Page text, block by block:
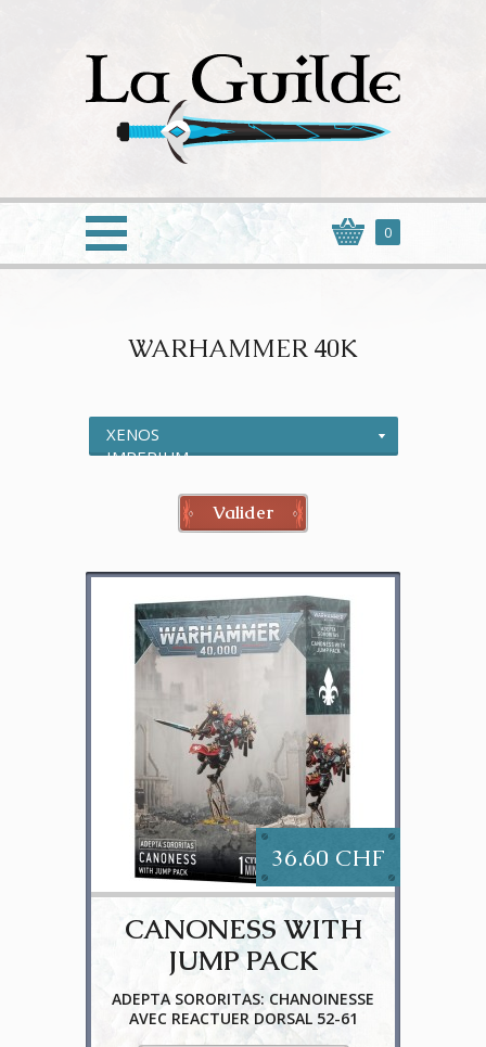
0
WARHAMMER 40K
Valider
36.60 CHF
CANONESS WITH
JUMP PACK
ADEPTA SORORITAS: CHANOINESSE
AVEC REACTUER DORSAL 52-61